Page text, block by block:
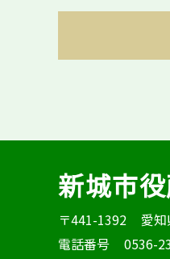
新城市
〒441-1392
愛
電話番号
0536-